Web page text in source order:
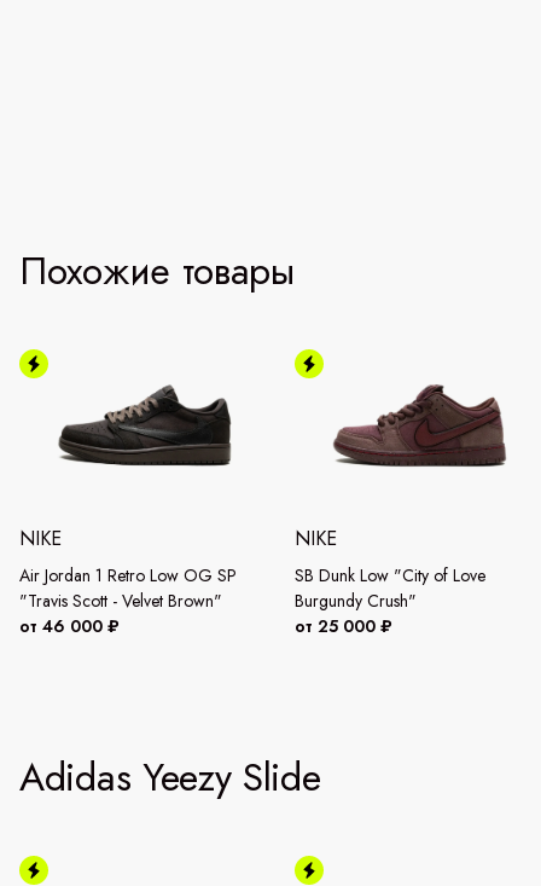
Похожие товары
NIKE
Air Jordan 1 Retro Low OG SP
"Travis Scott - Velvet Brown"
от 46 000 ₽
NIKE
SB Dunk Low "City of Love
Burgundy Crush"
от 25 000 ₽
Adidas Yeezy Slide